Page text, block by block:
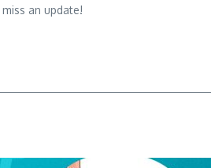
an update!